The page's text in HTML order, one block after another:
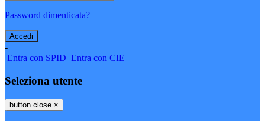
Password dimenticata?
-
Entra con SPID Entra con CIE
Seleziona utente
button close ×